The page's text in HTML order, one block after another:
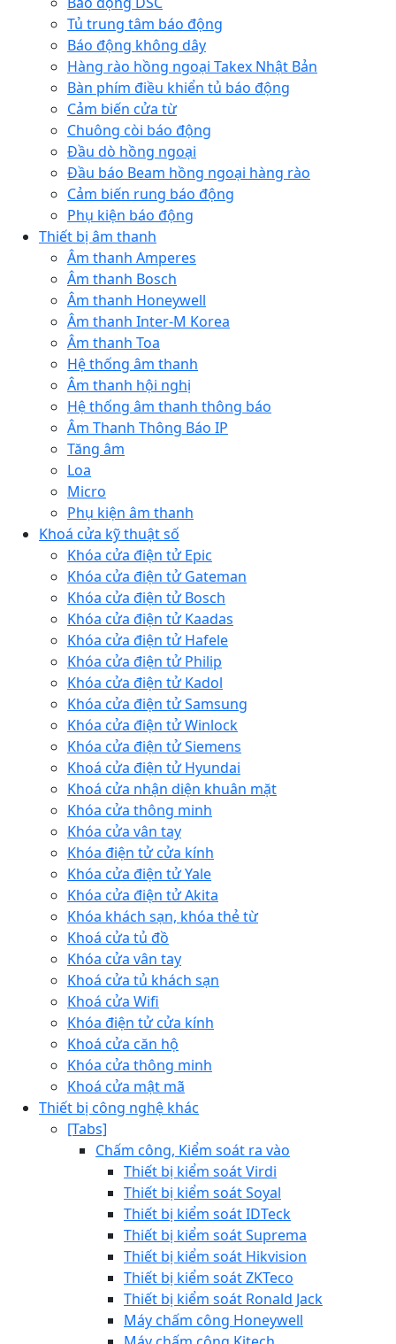
Tủ trung tâm báo động
Báo động không dây
Hàng rào hồng ngoại Takex Nhật Bản
Bàn phím điều khiển tủ báo động
Cảm biến cửa từ
Chuông còi báo động
Đầu dò hồng ngoại
Đầu báo Beam hồng ngoại hàng rào
Cảm biến rung báo động
Phụ kiện báo động
Thiết bị âm thanh
Âm thanh Amperes
Âm thanh Bosch
Âm thanh Honeywell
Âm thanh Inter-M Korea
Âm thanh Toa
Hệ thống âm thanh
Âm thanh hội nghị
Hệ thống âm thanh thông báo
Âm Thanh Thông Báo IP
Tăng âm
Loa
Micro
Phụ kiện âm thanh
Khoá cửa kỹ thuật số
Khóa cửa điện tử Epic
Khóa cửa điện tử Gateman
Khóa cửa điện tử Bosch
Khóa cửa điện tử Kaadas
Khóa cửa điện tử Hafele
Khóa cửa điện tử Philip
Khóa cửa điện tử Kadol
Khóa cửa điện tử Samsung
Khóa cửa điện tử Winlock
Khóa cửa điện tử Siemens
Khoá cửa điện tử Hyundai
Khoá cửa nhận diện khuân mặt
Khóa cửa thông minh
Khóa cửa vân tay
Khóa điện tử cửa kính
Khóa cửa điện tử Yale
Khóa cửa điện tử Akita
Khóa khách sạn, khóa thẻ từ
Khoá cửa tủ đồ
Khóa cửa vân tay
Khoá cửa tủ khách sạn
Khoá cửa Wifi
Khóa điện tử cửa kính
Khoá cửa căn hộ
Khóa cửa thông minh
Khoá cửa mật mã
Thiết bị công nghệ khác
[Tabs]
Chấm công, Kiểm soát ra vào
Thiết bị kiểm soát Virdi
Thiết bị kiểm soát Soyal
Thiết bị kiểm soát IDTeck
Thiết bị kiểm soát Suprema
Thiết bị kiểm soát Hikvision
Thiết bị kiểm soát ZKTeco
Thiết bị kiểm soát Ronald Jack
Máy chấm công Honeywell